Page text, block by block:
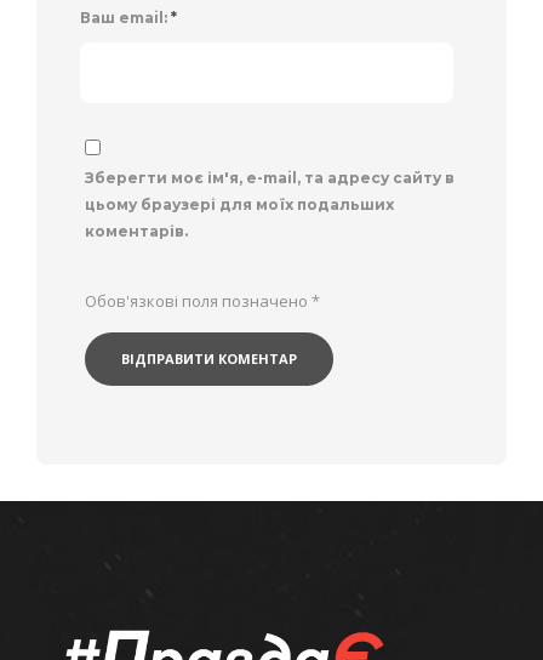
Ваш email: *
Зберегти моє ім'я, e-mail, та адресу сайту в
цьому браузері для моїх подальших
коментарів.
Обов'язкові поля позначено *